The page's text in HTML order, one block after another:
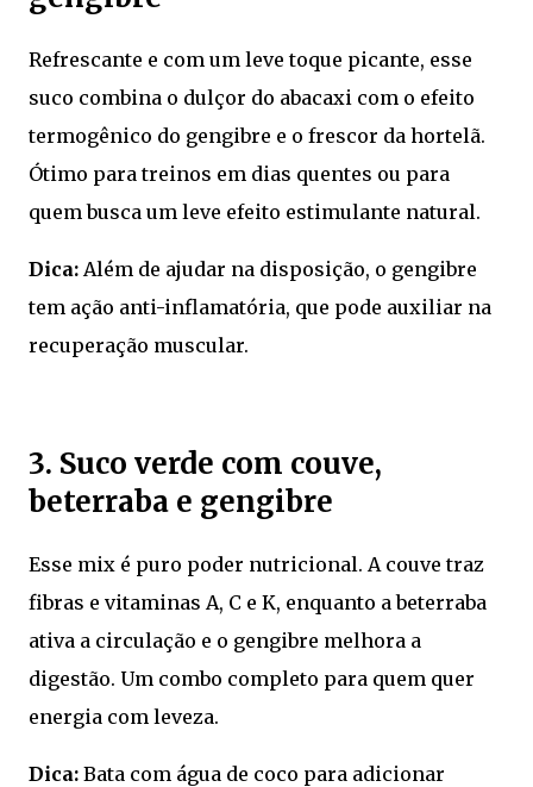
Refrescante e com um leve toque picante, esse
suco combina o dulçor do abacaxi com o efeito
termogênico do gengibre e o frescor da hortelã.
Ótimo para treinos em dias quentes ou para
quem busca um leve efeito estimulante natural.
Dica: Além de ajudar na disposição, o gengibre
tem ação anti-inflamatória, que pode auxiliar na
recuperação muscular.
3. Suco verde com couve,
beterraba e gengibre
Esse mix é puro poder nutricional. A couve traz
fibras e vitaminas A, C e K, enquanto a beterraba
ativa a circulação e o gengibre melhora a
digestão. Um combo completo para quem quer
energia com leveza.
Dica: Bata com água de coco para adicionar